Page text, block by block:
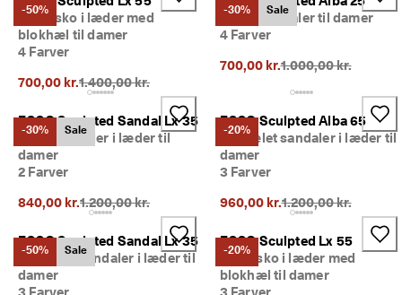
-50%
Damesko i læder med
blokhæl til damer
4 Farver
700,00 kr.Oprindelig pris {{price}}:
1.400,00 kr.
-30% Sale
Lædersandaler til damer
4 Farver
700,00 kr.Oprindelig pris
1.000,00 kr.
-30% Sale
ECCO Sculpted Sandal Lx 35
Åbne sandaler i læder til
damer
2 Farver
840,00 kr.Oprindelig pris {{price}}:
1.200,00 kr.
-20%
ECCO Sculpted Alba 65
Højhælet sandaler i læder til
damer
3 Farver
960,00 kr.Oprindelig pris
1.200,00 kr.
-50% Sale
ECCO Sculpted Sandal Lx 35
Højhælet sandaler i læder til
damer
-20%
ECCO Sculpted Lx 55
Damesko i læder med
blokhæl til damer